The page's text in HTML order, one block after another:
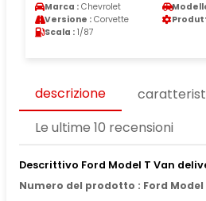
Marca : Chevrolet
Versione : Corvette
Scala : 1/87
descrizione
Le ultime 10 recensioni
Descrittivo Ford Model T Van
Numero del prodotto : Ford